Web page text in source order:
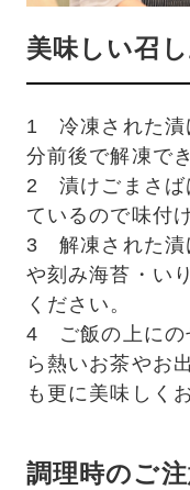
美味しい召
1 冷凍された漬
分前後で解凍で
2 漬けごまさば
ているので味付
3 解凍された漬
や刻み海苔・い
ください。
4 ご飯の上にの
ら熱いお茶やお
も更に美味しく
調理時のご